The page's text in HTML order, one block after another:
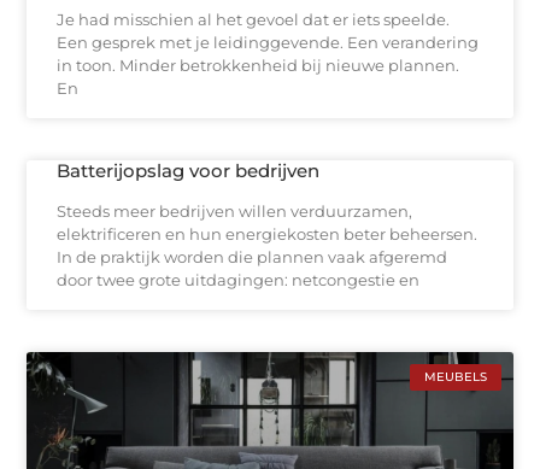
Je had misschien al het gevoel dat er iets speelde.
Een gesprek met je leidinggevende. Een verandering
in toon. Minder betrokkenheid bij nieuwe plannen.
En
Batterijopslag voor bedrijven
Steeds meer bedrijven willen verduurzamen,
elektrificeren en hun energiekosten beter beheersen.
In de praktijk worden die plannen vaak afgeremd
door twee grote uitdagingen: netcongestie en
MEUBELS